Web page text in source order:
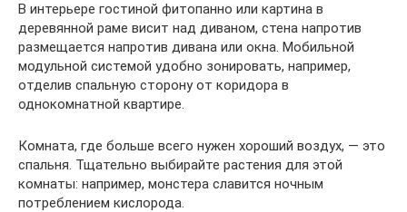
В интерьере гостиной фитопанно или картина в
деревянной раме висит над диваном, стена напротив
размещается напротив дивана или окна. Мобильной
модульной системой удобно зонировать, например,
отделив спальную сторону от коридора в
однокомнатной квартире.
Комната, где больше всего нужен хороший воздух, — это
спальня. Тщательно выбирайте растения для этой
комнаты: например, монстера славится ночным
потреблением кислорода.